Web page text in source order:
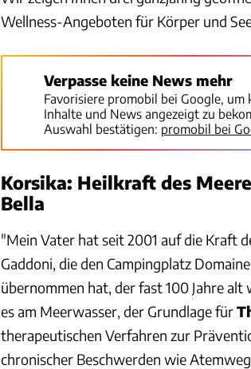
Wellness-Angeboten für Körper und
Verpasse keine News mehr
Favorisiere promobil bei Google,
Inhalte und News angezeigt zu
Auswahl bestätigen: promobil bei
Korsika: Heilkraft des
Bella
"Mein Vater hat seit 2001 auf die Kraft
Gaddoni, die den Campingplatz
übernommen hat, der fast 100 Jahre
es am Meerwasser, der Grundlage für
therapeutischen Verfahren zur
chronischer Beschwerden wie